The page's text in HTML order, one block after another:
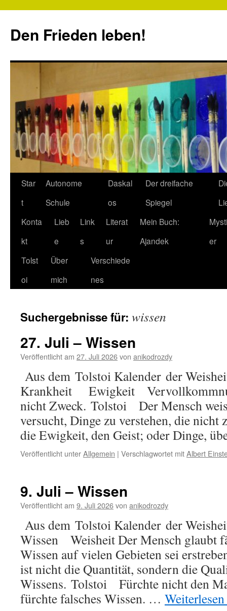
springen
Den Frieden leben!
Star
t
Autonome
Schule
Daskal
os
Der dreifache
Spiegel
Konta
kt
Lieb
e
Link
s
Literat
ur
Mein Buch:
Ajandek
er
Tolst
oi
Über
mich
Verschiede
nes
Suchergebnisse für: wissen
27. Juli – Wissen
Veröffentlicht am 27. Juli 2026von anikodrozdy
Aus dem Tolstoi Kalender der
Krankheit Ewigkeit
nicht Zweck. Tolstoi Der Mensch
versucht, Dinge zu verstehen, die nicht
die Ewigkeit, den Geist; oder Dinge,
Veröffentlicht unterAllgemein | Verschlagwortet mitAlbert
9. Juli – Wissen
Veröffentlicht am 9. Juli 2026von anikodrozdy
Aus dem Tolstoi Kalender der
Wissen Weisheit Der Mensch glaubt
Wissen auf vielen Gebieten sei
ist nicht die Quantität, sondern die
Wissens. Tolstoi Fürchte nicht den
fürchte falsches Wissen. … Weiterlesen